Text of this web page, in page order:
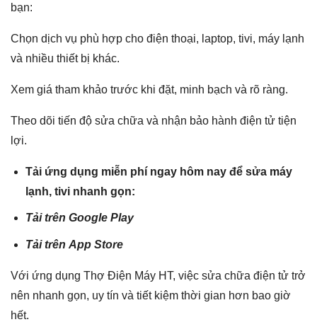
bạn:
Chọn dịch vụ phù hợp cho điện thoại, laptop, tivi, máy lạnh
và nhiều thiết bị khác.
Xem giá tham khảo trước khi đặt, minh bạch và rõ ràng.
Theo dõi tiến độ sửa chữa và nhận bảo hành điện tử tiện
lợi.
Tải ứng dụng miễn phí ngay hôm nay để sửa máy
lạnh, tivi nhanh gọn:
Tải trên Google Play
Tải trên App Store
Với ứng dụng Thợ Điện Máy HT, việc sửa chữa điện tử trở
nên nhanh gọn, uy tín và tiết kiệm thời gian hơn bao giờ
hết.